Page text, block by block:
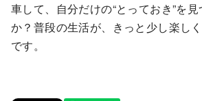
車して、自分だけの“とっておき”を
か？普段の生活が、きっと少し楽し
です。